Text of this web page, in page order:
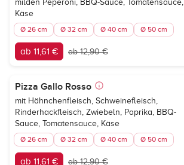
milden Peperoni, BBQ-Sauce, Tomatensauce,
Käse
Ø 26 cm Ø 32 cm Ø 40 cm Ø 50 cm
ab 11,61 € ab 12,90 €
Pizza Gallo Rosso
mit Hähnchenfleisch, Schweinefleisch,
Rinderhackfleisch, Zwiebeln, Paprika, BBQ-
Sauce, Tomatensauce, Käse
Ø 26 cm Ø 32 cm Ø 40 cm Ø 50 cm
ab 11,61 € ab 12,90 €